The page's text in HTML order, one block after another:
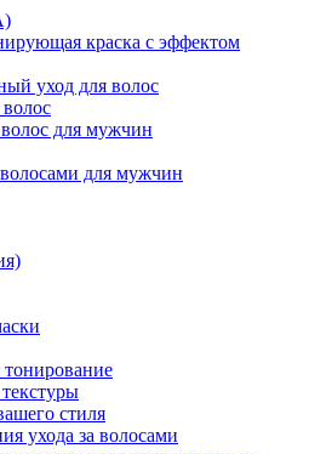
краска с эффектом
уход для волос
для мужчин
для мужчин
стиля
ухода за волосами